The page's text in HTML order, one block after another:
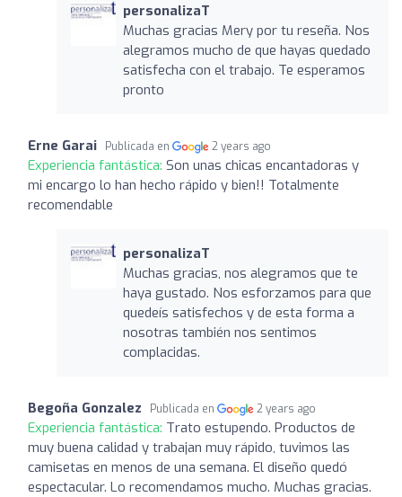
personalizaT
Muchas gracias Mery por tu reseña. Nos
alegramos mucho de que hayas quedado
satisfecha con el trabajo. Te esperamos
pronto
Erne Garai Publicada en 2 years ago
Experiencia fantástica: Son unas chicas encantadoras y
mi encargo lo han hecho rápido y bien!! Totalmente
recomendable
personalizaT
Muchas gracias, nos alegramos que te
haya gustado. Nos esforzamos para que
quedeís satisfechos y de esta forma a
nosotras también nos sentimos
complacidas.
Begoña Gonzalez Publicada en 2 years ago
Experiencia fantástica: Trato estupendo. Productos de
muy buena calidad y trabajan muy rápido, tuvimos las
camisetas en menos de una semana. El diseño quedó
espectacular. Lo recomendamos mucho. Muchas gracias.